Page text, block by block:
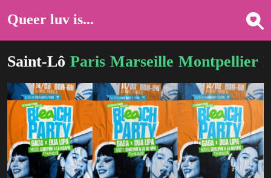
Queer luv is...
Saint-Lô Paris Marseille Montpellier